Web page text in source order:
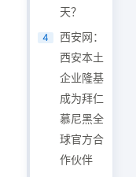
天？
4
西安网：
西安本土
企业隆基
成为拜仁
慕尼黑全
球官方合
作伙伴